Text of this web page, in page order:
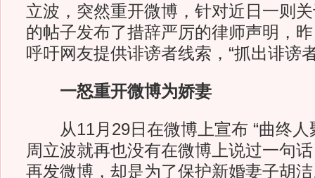
立波，突然重开微博，针对近日一则
的帖子发布了措辞严厉的律师声明，
呼吁网友提供诽谤者线索，“抓出诽谤
一怒重开微博为娇妻
从11月29日在微博上宣布 “曲终人
周立波就再也没有在微博上说过一句
再发微博，却是为了保护新婚妻子胡